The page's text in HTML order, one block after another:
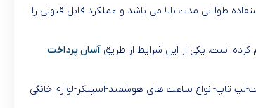
نیز پشتیبانی میکند حداکثر توان شارژ پشتیبانی 15 وات است و توان باتری برای استفاده طولانی مدت بالا می باشد و عملکرد قابل قبولی را
آسان پرداخت
که شما خرید اقساطی از فروشگاه موبایل7 میشود شامل:گوشی موبایل-تبلت-لپ تاپ-انواع ساعت های هوشمند-اسپیکر-لوازم خانگی